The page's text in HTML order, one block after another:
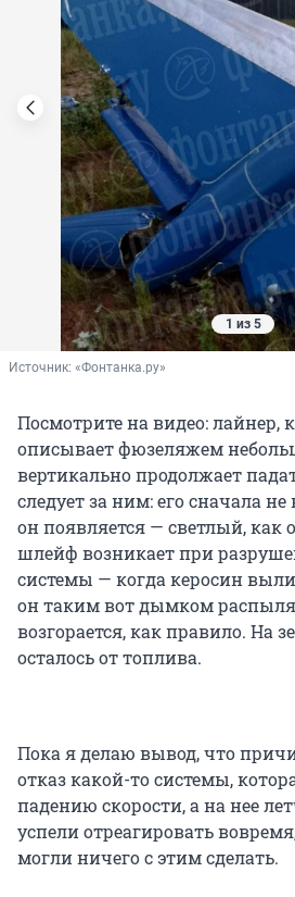
1 из 5
Источник: «Фонтанка.ру»
Посмотрите на видео: лайнер,
описывает фюзеляжем
вертикально продолжает
следует за ним: его сначала
он появляется — светлый, как
шлейф возникает при
системы — когда керосин
он таким вот дымком
возгорается, как правило. На
осталось от топлива.
Пока я делаю вывод, что
отказ какой-то системы,
падению скорости, а на нее
успели отреагировать
могли ничего с этим сделать.